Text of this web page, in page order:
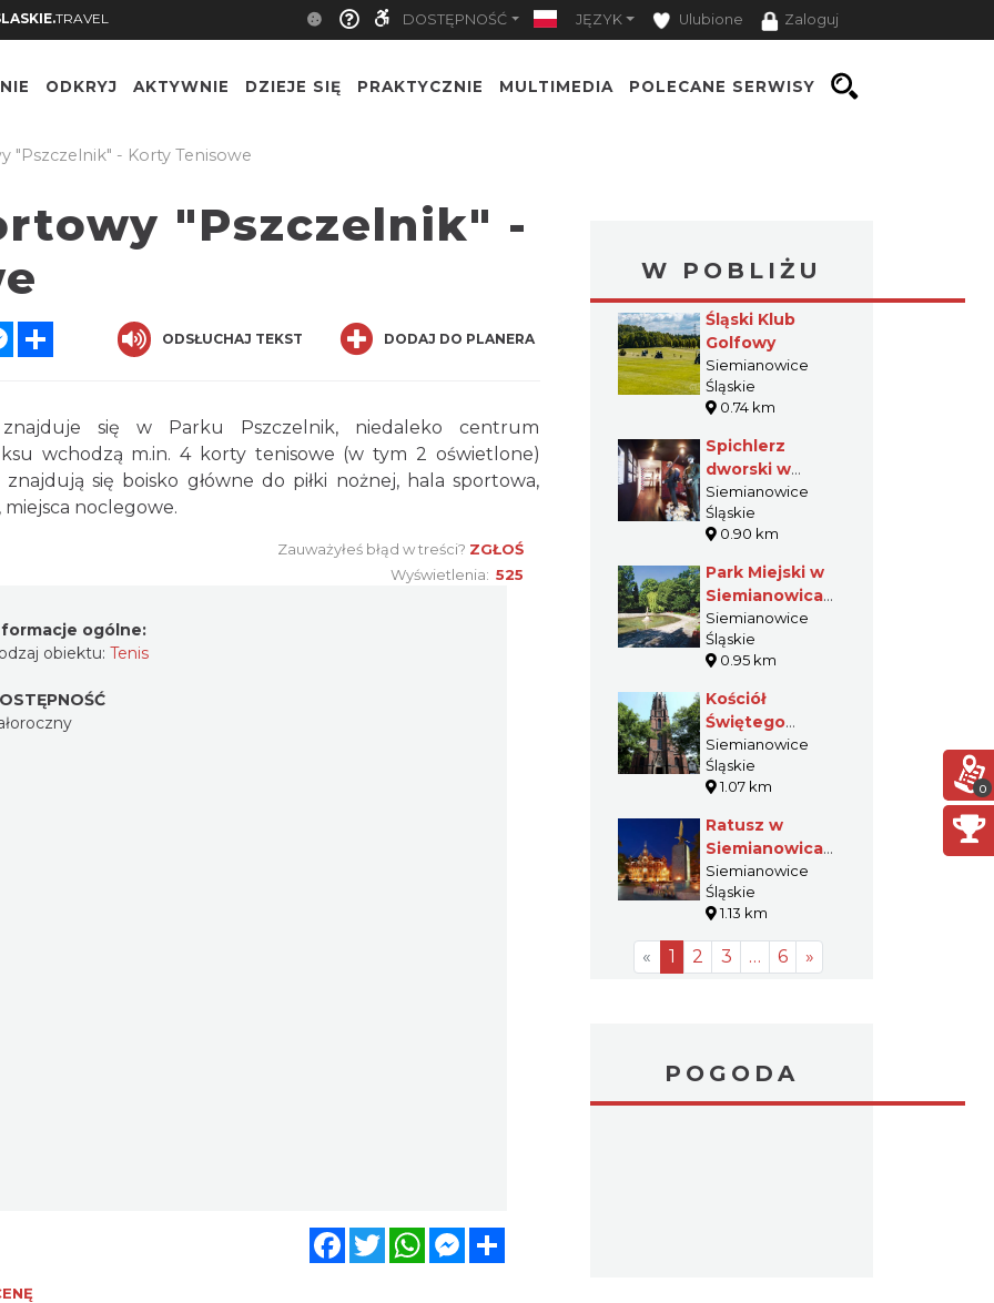
TRAVEL DOSTĘPNOŚĆ JĘZYK Ulubione Zaloguj
ODKRYJ AKTYWNIE DZIEJE SIĘ PRAKTYCZNIE MULTIMEDIA POLECANE SERWISY
- Korty Tenisowe
"Pszczelnik" -
Messenger ODSŁUCHAJ TEKST DODAJ DO PLANERA
znajduje się w Parku Pszczelnik, niedaleko centrum
wchodzą m.in. 4 korty tenisowe (w tym 2 oświetlone)
się boisko główne do piłki nożnej, hala sportowa,
miejsca noclegowe.
Zauważyłeś błąd w treści? ZGŁOŚ
Wyświetlenia: 525
ogólne:
obiektu: Tenis
FacebookTwitterWhatsAppMessenger
W POBLIŻU
Śląski Klub
Golfowy
Siemianowice
Śląskie
0.74 km
Spichlerz
dworski w
Siemianowicach
Śląskich -
muzeum
Siemianowice
Śląskie
0.90 km
Park Miejski w
Siemianowicach
Śląskich
Siemianowice
Śląskie
0.95 km
Kościół
Świętego
Krzyża w
Siemianowicach
Śląskich
Siemianowice
Śląskie
1.07 km
Ratusz w
Siemianowicach
Śląskich
Siemianowice
Śląskie
1.13 km
« 1 2 3 … 6 »
POGODA
0